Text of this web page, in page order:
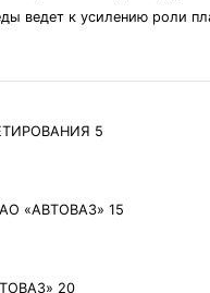
ведет к усилению роли
5
«АВТОВАЗ» 15
20